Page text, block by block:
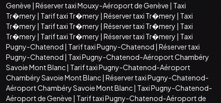
Genève | Réserver taxi Mouxy-Aéroport de Genève | Taxi
Tr�mery | Tarif taxi Tr�mery | Réserver taxi Tr�mery | Taxi
Tr�mery | Tarif taxi Tr�mery | Réserver taxi Tr�mery | Taxi
Tr�mery | Tarif taxi Tr�mery | Réserver taxi Tr�mery | Taxi
Pugny-Chatenod | Tarif taxi Pugny-Chatenod | Réserver taxi
Pugny-Chatenod | Taxi Pugny-Chatenod-Aéroport Chambéry
Savoie Mont Blanc| Tarif taxi Pugny-Chatenod-Aéroport
Chambéry Savoie Mont Blanc| Réserver taxi Pugny-Chatenod-
Aéroport Chambéry Savoie Mont Blanc| Taxi Pugny-Chatenod-
Aéroport de Genève | Tarif taxi Pugny-Chatenod-Aéroport de